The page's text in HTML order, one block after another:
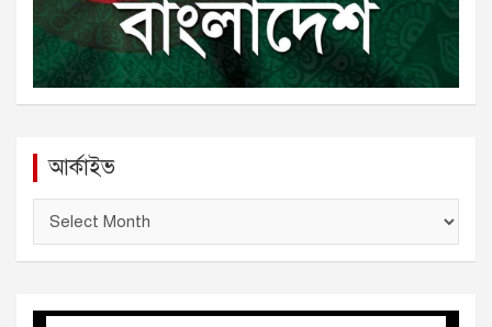
আর্কাইভ
ই